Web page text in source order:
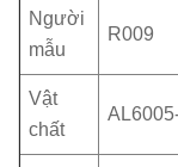
Người
mẫu
R009
Vật
chất